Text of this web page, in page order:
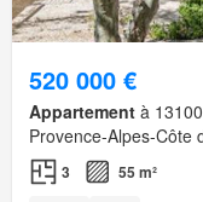
520 000 €
Appartement à
Provence-Alpes-Côte
3 55 m²